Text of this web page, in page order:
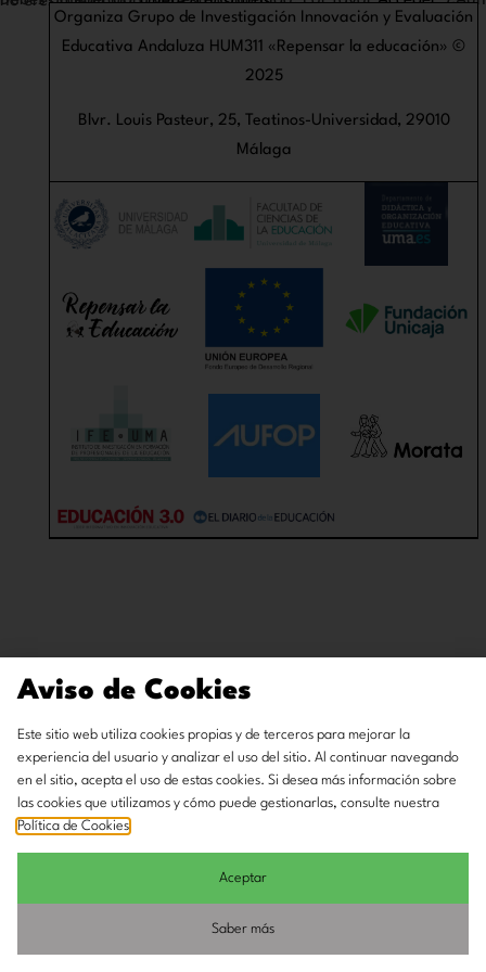
Organiza Grupo de Investigación Innovación y Evaluación
Educativa Andaluza HUM311 «Repensar la educación» ©
2025
Blvr. Louis Pasteur, 25, Teatinos-Universidad, 29010
Málaga
Aviso de Cookies
Este sitio web utiliza cookies propias y de terceros para mejorar la
experiencia del usuario y analizar el uso del sitio. Al continuar navegando
en el sitio, acepta el uso de estas cookies. Si desea más información sobre
las cookies que utilizamos y cómo puede gestionarlas, consulte nuestra
Política de Cookies
Aceptar
Saber más